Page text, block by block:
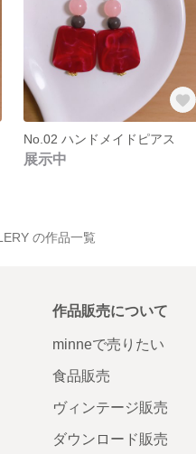
No.02 ハンドメイドピアス
展示中
の作品一覧
作品販売について
minneで売りたい
食品販売
ヴィンテージ販売
ダウンロード販売